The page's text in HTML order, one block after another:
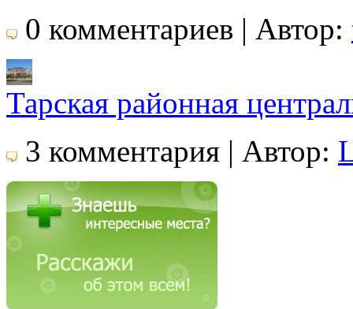
0 комментариев | Автор:
Тарская районная
3 комментария | Автор: